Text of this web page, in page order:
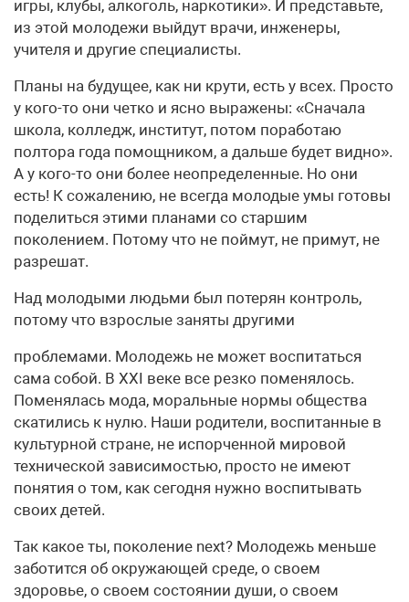
игры, клубы, алкоголь, наркотики». И представьте,
из этой молодежи выйдут врачи, инженеры,
учителя и другие специалисты.
Планы на будущее, как ни крути, есть у всех. Просто
у кого-то они четко и ясно выражены: «Сначала
школа, колледж, институт, потом поработаю
полтора года помощником, а дальше будет видно».
А у кого-то они более неопределенные. Но они
есть! К сожалению, не всегда молодые умы готовы
поделиться этими планами со старшим
поколением. Потому что не поймут, не примут, не
разрешат.
Над молодыми людьми был потерян контроль,
потому что взрослые заняты другими
проблемами. Молодежь не может воспитаться
сама собой. В XXI веке все резко поменялось.
Поменялась мода, моральные нормы общества
скатились к нулю. Наши родители, воспитанные в
культурной стране, не испорченной мировой
технической зависимостью, просто не имеют
понятия о том, как сегодня нужно воспитывать
своих детей.
Так какое ты, поколение next? Молодежь меньше
заботится об окружающей среде, о своем
здоровье, о своем состоянии души, о своем